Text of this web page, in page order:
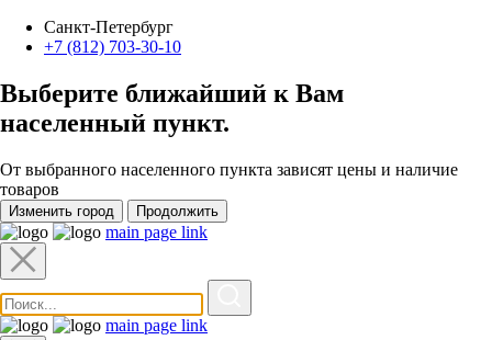
Санкт-Петербург
+7 (812) 703-30-10
Выберите ближайший к Вам
населенный пункт.
От выбранного населенного пункта зависят цены и наличие
товаров
Изменить город Продолжить
main page link
main page link